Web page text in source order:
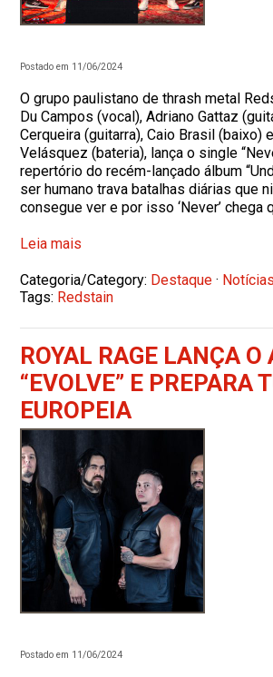
Postado em 11/06/2024
O grupo paulistano de thrash metal
Du Campos (vocal), Adriano Gattaz
Cerqueira (guitarra), Caio Brasil (baixo)
Velásquez (bateria), lança o single
repertório do recém-lançado álbum
ser humano trava batalhas diárias que
consegue ver e por isso ‘Never’ chega
Leia mais
Categoria/Category: Destaque · Notícias
Tags: Redstain
ROYAL RAGE LANÇA O
“EVOLVE” E PREPARA
EUROPEIA
Postado em 11/06/2024